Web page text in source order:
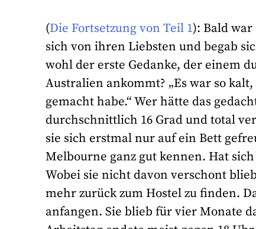
(Die Fortsetzung von Teil 1): Bald war
sich von ihren Liebsten und begab
wohl der erste Gedanke, der einem
Australien ankommt? „Es war so
gemacht habe.“ Wer hätte das
durchschnittlich 16 Grad und total
sie sich erstmal nur auf ein Bett
Melbourne ganz gut kennen. Hat
Wobei sie nicht davon verschont
mehr zurück zum Hostel zu finden.
anfangen. Sie blieb für vier Monate